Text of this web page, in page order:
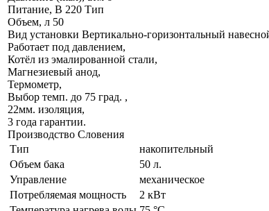
Питание, В 220 Тип
Объем, л 50
Вид установки Вертикально-горизонтальный
Работает под давлением,
Котёл из эмалированной стали,
Магнезиевый анод,
Термометр,
Выбор темп. до 75 град. ,
22мм. изоляция,
3 года гарантии.
Производство Словения
Тип
накопительный
Объем бака
50 л.
Управление
механическое
Потребляемая мощность
2 кВт